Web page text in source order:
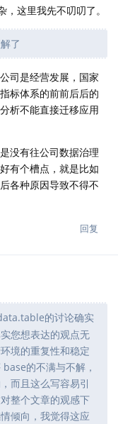
这里我先不叨叨了。
了
司是经营发展，国家
标体系的前前后后的
析不能直接迁移应用
没有往公司数据治理
有个槽点，就是比如
各种原因导致不得不
回复
的讨论确实
您想表达的观点无
境的重复性和稳定
的不满与不解，
而且这么写容易引
整个文章的观感下
倾向，我觉得这应